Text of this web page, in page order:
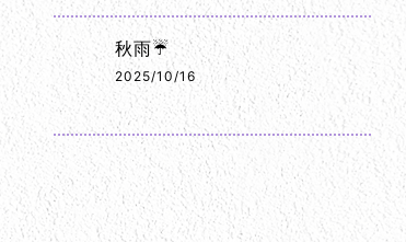
秋雨☔
2025/10/16